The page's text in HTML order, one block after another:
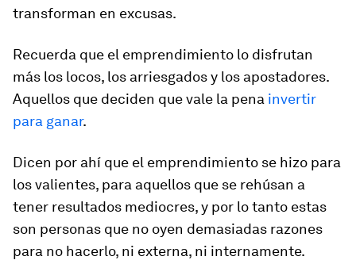
transforman en excusas.
Recuerda que el emprendimiento lo disfrutan
más los locos, los arriesgados y los apostadores.
Aquellos que deciden que vale la pena invertir
para ganar.
Dicen por ahí que el emprendimiento se hizo para
los valientes, para aquellos que se rehúsan a
tener resultados mediocres, y por lo tanto estas
son personas que no oyen demasiadas razones
para no hacerlo, ni externa, ni internamente.